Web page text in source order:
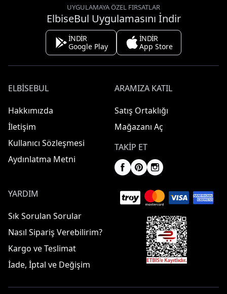
UYGULAMAYA ÖZEL FIRSATLAR
ElbiseBul Uygulamasını İndir
İNDİR
Google Play
İNDİR
App Store
ELBISEBUL
Hakkımızda
İletişim
Kullanıcı Sözleşmesi
Aydınlatma Metni
ARAMIZA KATIL
Satış Ortaklığı
Mağazanı Aç
TAKIP ET
YARDIM
Sık Sorulan Sorular
Nasıl Sipariş Verebilirim?
Kargo ve Teslimat
İade, İptal ve Değişim